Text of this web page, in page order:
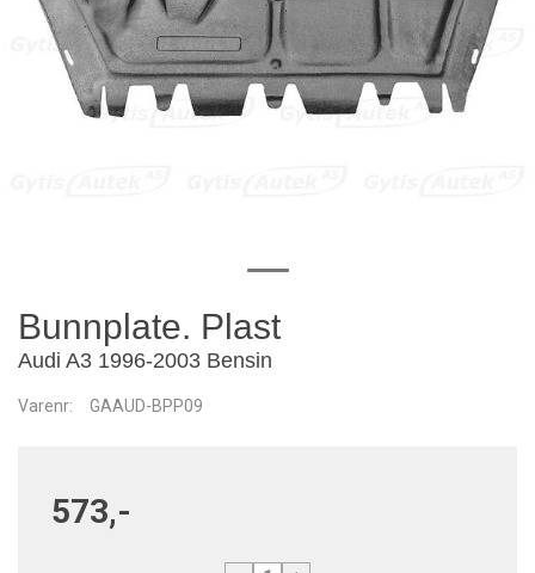
Bunnplate. Plast
Audi A3 1996-2003 Bensin
Varenr: GAAUD-BPP09
573,-